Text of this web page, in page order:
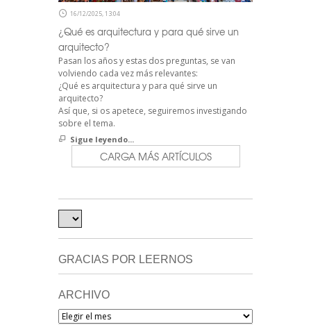
16/12/2025, 13:04
¿Qué es arquitectura y para qué sirve un
arquitecto?
Pasan los años y estas dos preguntas, se van
volviendo cada vez más relevantes:
¿Qué es arquitectura y para qué sirve un
arquitecto?
Así que, si os apetece, seguiremos investigando
sobre el tema.
Sigue leyendo...
CARGA MÁS ARTÍCULOS
GRACIAS POR LEERNOS
ARCHIVO
Archivo